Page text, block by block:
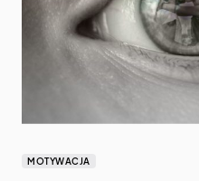
MOTYWACJA